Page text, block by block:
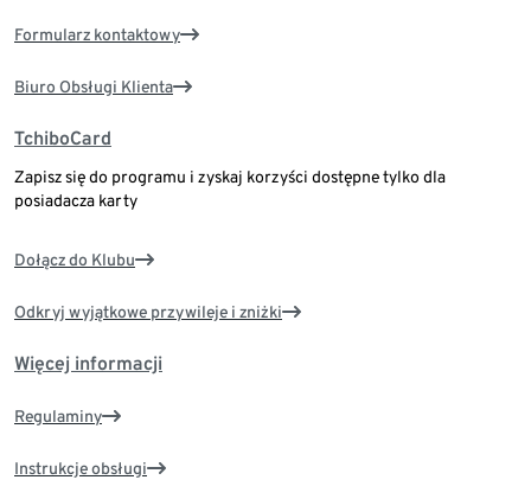
Formularz kontaktowy
Biuro Obsługi Klienta
TchiboCard
Zapisz się do programu i zyskaj korzyści dostępne tylko dla
posiadacza karty
Dołącz do Klubu
Odkryj wyjątkowe przywileje i zniżki
Więcej informacji
Regulaminy
Instrukcje obsługi